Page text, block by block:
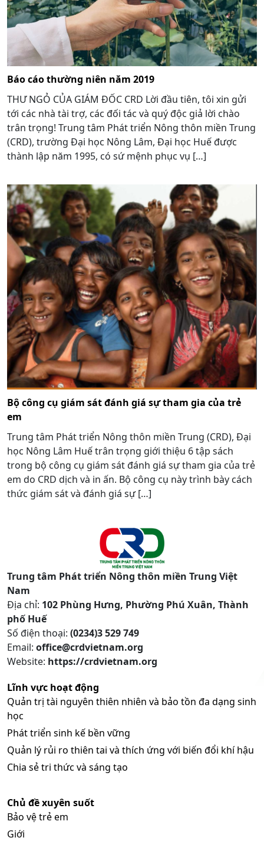
Báo cáo thường niên năm 2019
THƯ NGỎ CỦA GIÁM ĐỐC CRD Lời đầu tiên, tôi xin gửi
tới các nhà tài trợ, các đối tác và quý độc giả lời chào
trân trọng! Trung tâm Phát triển Nông thôn miền Trung
(CRD), trường Đại học Nông Lâm, Đại học Huế được
thành lập năm 1995, có sứ mệnh phục vụ […]
Bộ công cụ giám sát đánh giá sự tham gia của trẻ
em
Trung tâm Phát triển Nông thôn miền Trung (CRD), Đại
học Nông Lâm Huế trân trọng giới thiệu 6 tập sách
trong bộ công cụ giám sát đánh giá sự tham gia của trẻ
em do CRD dịch và in ấn. Bộ công cụ này trình bày cách
thức giám sát và đánh giá sự […]
Trung tâm Phát triển Nông thôn miền Trung Việt
Nam
Địa chỉ: 102 Phùng Hưng, Phường Phú Xuân, Thành
phố Huế
Số điện thoại: (0234)3 529 749
Email: office@crdvietnam.org
Website: https://crdvietnam.org
Lĩnh vực hoạt động
Quản trị tài nguyên thiên nhiên và bảo tồn đa dạng sinh
học
Phát triển sinh kế bền vững
Quản lý rủi ro thiên tai và thích ứng với biến đổi khí hậu
Chia sẻ tri thức và sáng tạo
Chủ đề xuyên suốt
Bảo vệ trẻ em
Giới